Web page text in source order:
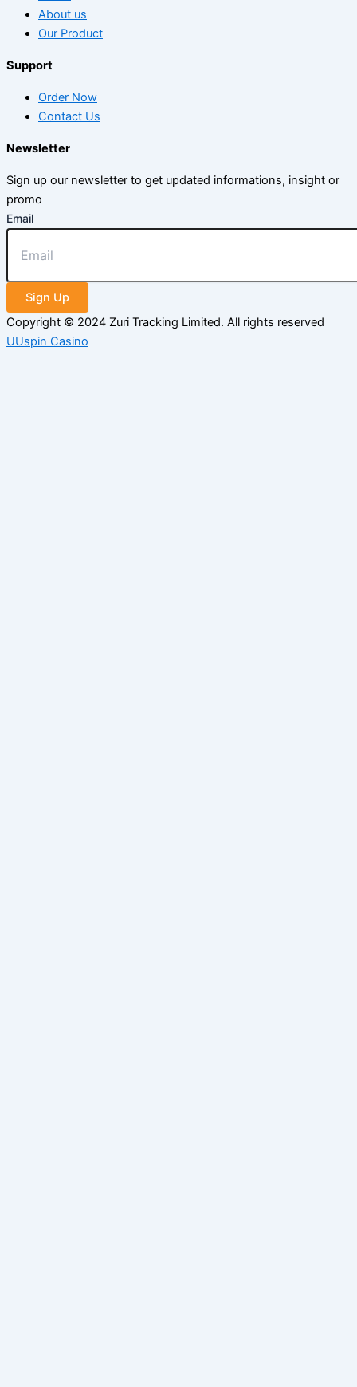
About us
Our Product
Support
Order Now
Contact Us
Newsletter
Sign up our newsletter to get updated informations, insight or
promo
Email
Sign Up
Copyright © 2024 Zuri Tracking Limited. All rights reserved
UUspin Casino